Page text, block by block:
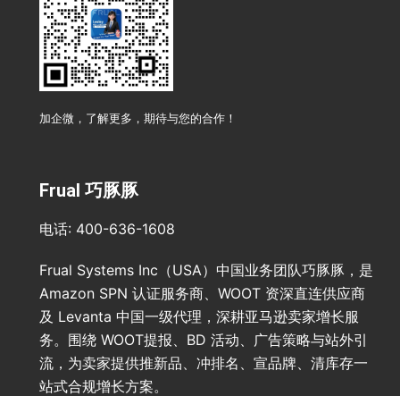
加企微，了解更多，期待与您的合作！
Frual 巧豚豚
电话: 400-636-1608
Frual Systems Inc（USA）中国业务团队巧豚豚，是
Amazon SPN 认证服务商、WOOT 资深直连供应商
及 Levanta 中国一级代理，深耕亚马逊卖家增长服
务。围绕 WOOT提报、BD 活动、广告策略与站外引
流，为卖家提供推新品、冲排名、宣品牌、清库存一
站式合规增长方案。